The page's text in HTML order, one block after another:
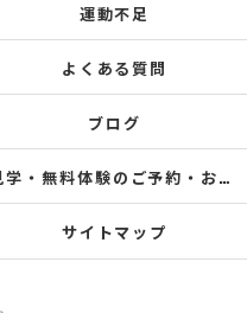
運動不足
よくある質問
ブログ
見学・無料体験のご予約・お問い合わせ
サイトマップ